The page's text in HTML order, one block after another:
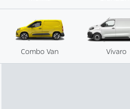
Combo Van Vivaro